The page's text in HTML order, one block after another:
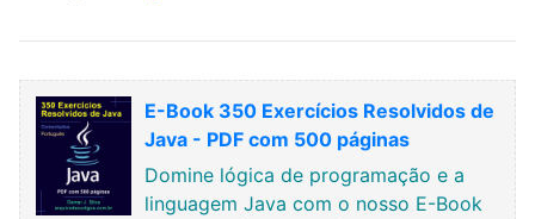
E-Book 350 Exercícios Resolvidos de
Java - PDF com 500 páginas
Domine lógica de programação e a
linguagem Java com o nosso E-Book